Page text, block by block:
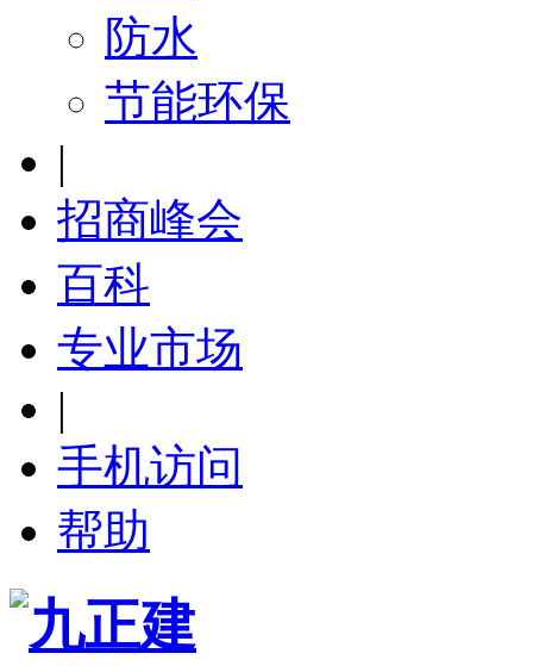
防水
节能环保
|
招商峰会
百科
专业市场
|
手机访问
帮助